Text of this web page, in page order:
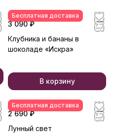
Бесплатная доставка
3 090 ₽
Клубника и бананы в
шоколаде «Искра»
В корзину
Бесплатная доставка
2 690 ₽
Лунный свет